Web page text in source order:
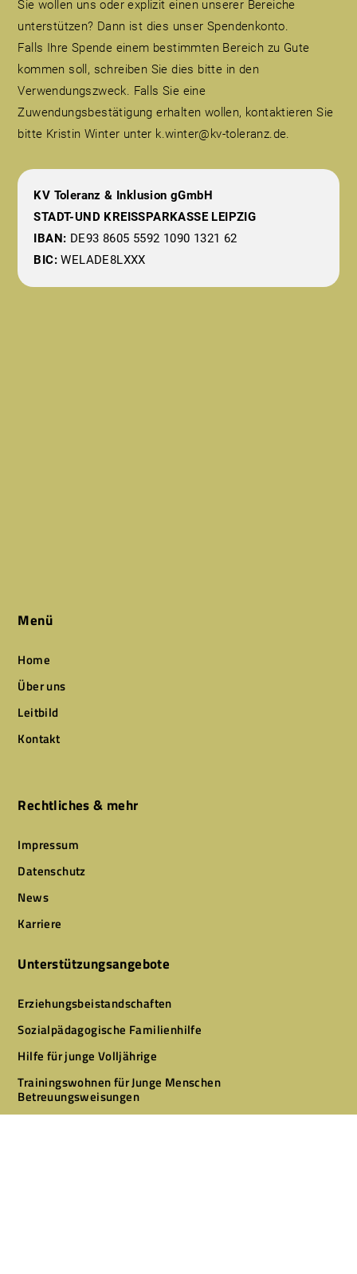
Sie wollen uns oder explizit einen unserer Bereiche
unterstützen? Dann ist dies unser Spendenkonto.
Falls Ihre Spende einem bestimmten Bereich zu Gute
kommen soll, schreiben Sie dies bitte in den
Verwendungszweck. Falls Sie eine
Zuwendungsbestätigung erhalten wollen, kontaktieren Sie
bitte Kristin Winter unter k.winter@kv-toleranz.de.
KV Toleranz & Inklusion gGmbH
STADT-UND KREISSPARKASSE LEIPZIG
IBAN: DE93 8605 5592 1090 1321 62
BIC: WELADE8LXXX
Menü
Home
Über uns
Leitbild
Kontakt
Rechtliches & mehr
Impressum
Datenschutz
News
Karriere
Unterstützungsangebote
Erziehungsbeistandschaften
Sozialpädagogische Familienhilfe
Hilfe für junge Volljährige
Trainingswohnen für Junge Menschen
Betreuungsweisungen